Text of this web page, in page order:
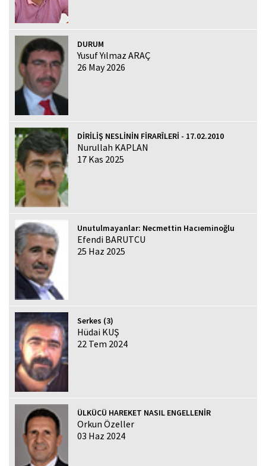
DURUM
Yusuf Yılmaz ARAÇ
26 May 2026
DİRİLİŞ NESLİNİN FİRARÎLERİ - 17.02.2010
Nurullah KAPLAN
17 Kas 2025
Unutulmayanlar: Necmettin Hacıeminoğlu
Efendi BARUTCU
25 Haz 2025
Serkes (3)
Hüdai KUŞ
22 Tem 2024
ÜLKÜCÜ HAREKET NASIL ENGELLENİR
Orkun Özeller
03 Haz 2024